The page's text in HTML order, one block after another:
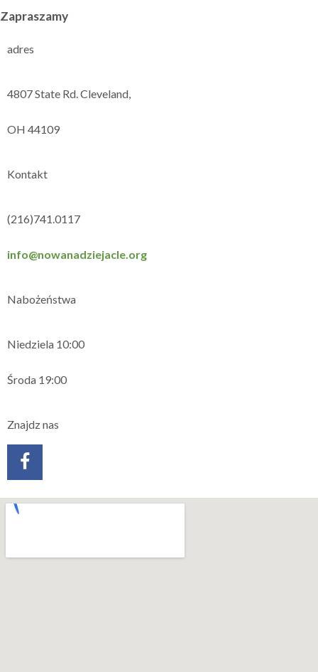
Zapraszamy
adres
4807 State Rd. Cleveland,
OH 44109
Kontakt
(216)741.0117
info@nowanadziejacle.org
Nabożeństwa
Niedziela 10:00
Środa 19:00
Znajdz nas